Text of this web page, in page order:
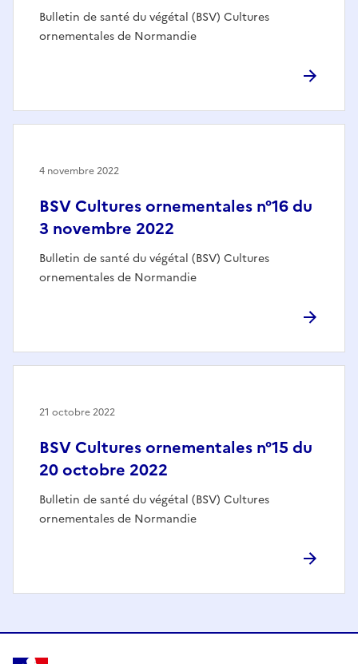
Bulletin de santé du végétal (BSV) Cultures
ornementales de Normandie
BSV Cultures ornementales n°16 du
3 novembre 2022
Bulletin de santé du végétal (BSV) Cultures
ornementales de Normandie
4 novembre 2022
BSV Cultures ornementales n°15 du
20 octobre 2022
Bulletin de santé du végétal (BSV) Cultures
ornementales de Normandie
21 octobre 2022